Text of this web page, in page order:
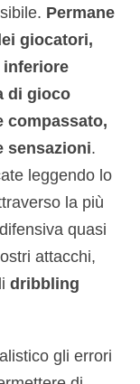
Permane
giocatori,
inferiore
di gioco
compassato,
sensazioni.
leggendo lo
la più
quasi
attacchi,
dribbling
gli errori